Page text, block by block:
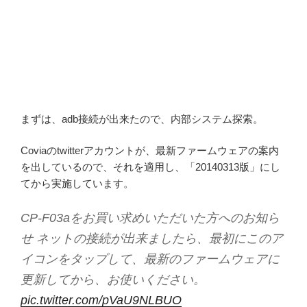
まずは、adb接続が出来たので、内部システム探索。
Coviaのtwitterアカウントが、最新ファームウェアの案内
を出しているので、それを適用し、「20140313版」にし
てから実施しています。
CP-F03aをお買い求めいただいた方へのお知ら
せ ネットの接続が出来ましたら、最初にこのア
イコンをタップして、最新のファームウェアに
更新してから、お使いください。
pic.twitter.com/pVaU9NLBUO